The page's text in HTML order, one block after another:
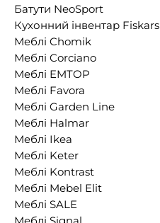
Батути NeoSport
Кухонний інвентар Fiskars
Меблі Chomik
Меблі Corciano
Меблі EMTOP
Меблі Favora
Меблі Garden Line
Меблі Halmar
Меблі Ikea
Меблі Keter
Меблі Kontrast
Меблі Mebel Elit
Меблі SALE